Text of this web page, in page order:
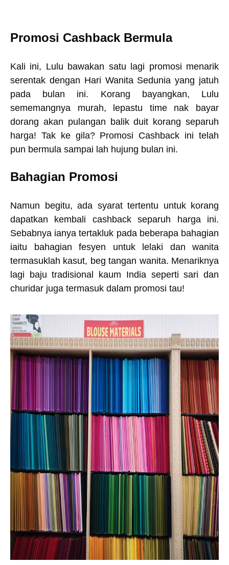
Promosi Cashback Bermula
Kali ini, Lulu bawakan satu lagi promosi menarik
serentak dengan Hari Wanita Sedunia yang jatuh
pada bulan ini. Korang bayangkan, Lulu
sememangnya murah, lepastu time nak bayar
dorang akan pulangan balik duit korang separuh
harga! Tak ke gila? Promosi Cashback ini telah
pun bermula sampai lah hujung bulan ini.
Bahagian Promosi
Namun begitu, ada syarat tertentu untuk korang
dapatkan kembali cashback separuh harga ini.
Sebabnya ianya tertakluk pada beberapa bahagian
iaitu bahagian fesyen untuk lelaki dan wanita
termasuklah kasut, beg tangan wanita. Menariknya
lagi baju tradisional kaum India seperti sari dan
churidar juga termasuk dalam promosi tau!